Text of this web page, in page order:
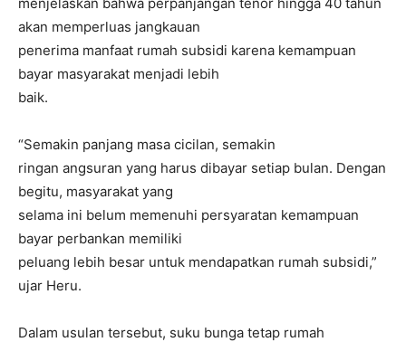
akan memperluas jangkauan
penerima manfaat rumah subsidi karena kemampuan
bayar masyarakat menjadi lebih
baik.
“Semakin panjang masa cicilan, semakin
ringan angsuran yang harus dibayar setiap bulan. Dengan
begitu, masyarakat yang
selama ini belum memenuhi persyaratan kemampuan
bayar perbankan memiliki
peluang lebih besar untuk mendapatkan rumah subsidi,”
ujar Heru.
Dalam usulan tersebut, suku bunga tetap rumah